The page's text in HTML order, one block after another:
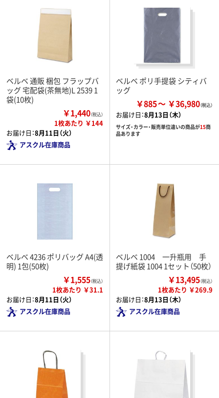
ベルベ 通販 梱包 フラップバ
ッグ 宅配袋(茶無地)L 2539 1
袋(10枚)
￥1,440（税込）
1枚あたり ￥144
お届け日：8月11日（火）
アスクル在庫商品
ベルベ ポリ手提袋 シティバ
ッグ
￥885 ￥36,980
お届け日：8月13日（木）
サイズ・カラー・販売単位違いの商品が15商
品あります
ベルベ 4236 ポリバッグ A4(透
明) 1包(50枚)
￥1,555（税込）
1枚あたり ￥31.1
お届け日：8月11日（火）
アスクル在庫商品
ベルベ 1004 一升瓶用 手
提げ紙袋 1004 1セット（50枚）
￥13,495（税込）
1枚あたり ￥269.9
お届け日：8月13日（木）
アスクル在庫商品